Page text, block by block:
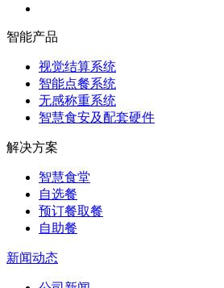
智能产品
视觉结算系统
智能点餐系统
无感称重系统
智慧食安及配套硬件
解决方案
智慧食堂
自选餐
预订餐取餐
自助餐
新闻动态